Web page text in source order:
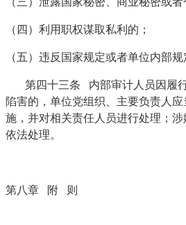
（四）利用职权谋取私利的；
（五）违反国家规定或者单位内部规
第四十三条 内部审计人员因履行
陷害的，单位党组织、主要负责人
施，并对相关责任人员进行处理；
依法处理。
第八章 附 则